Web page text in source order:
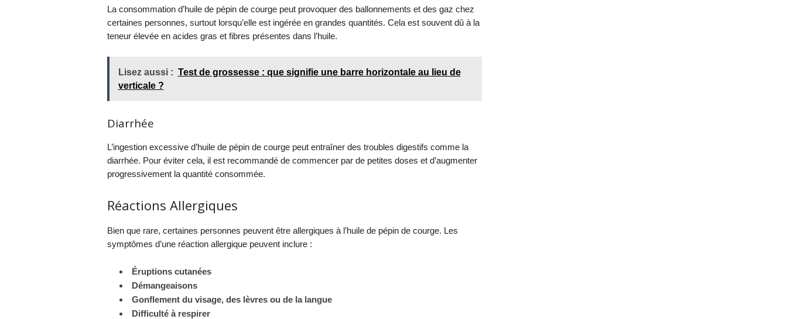
La consommation d’huile de pépin de courge peut provoquer des ballonnements et des gaz chez
certaines personnes, surtout lorsqu’elle est ingérée en grandes quantités. Cela est souvent dû à la
teneur élevée en acides gras et fibres présentes dans l’huile.
Lisez aussi : Test de grossesse : que signifie une barre horizontale au lieu de
verticale ?
Diarrhée
L’ingestion excessive d’huile de pépin de courge peut entraîner des troubles digestifs comme la
diarrhée. Pour éviter cela, il est recommandé de commencer par de petites doses et d’augmenter
progressivement la quantité consommée.
Réactions Allergiques
Bien que rare, certaines personnes peuvent être allergiques à l’huile de pépin de courge. Les
symptômes d’une réaction allergique peuvent inclure :
Éruptions cutanées
Démangeaisons
Gonflement du visage, des lèvres ou de la langue
Difficulté à respirer